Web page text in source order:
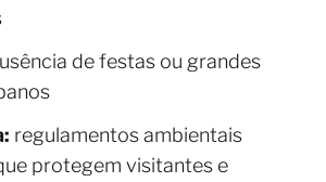
de festas ou grandes
regulamentos ambientais
protegem visitantes e